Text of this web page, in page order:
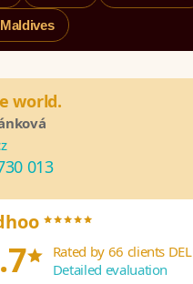
world.
013
*****
* Rated by 66 clients
Detailed evaluation